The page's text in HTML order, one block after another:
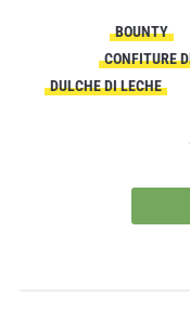
BOUNTY
CONFITURE
DULCHE DI LECHE